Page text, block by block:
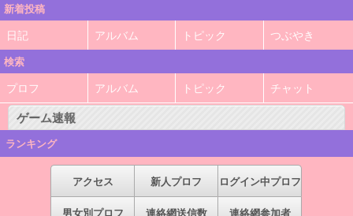
新着投稿
日記 アルバム トピック つぶやき
検索
プロフ アルバム トピック チャット
ゲーム速報
ランキング
アクセス 新人プロフ ログイン中プロフ
男女別プロフ 連絡網送信数 連絡網参加者